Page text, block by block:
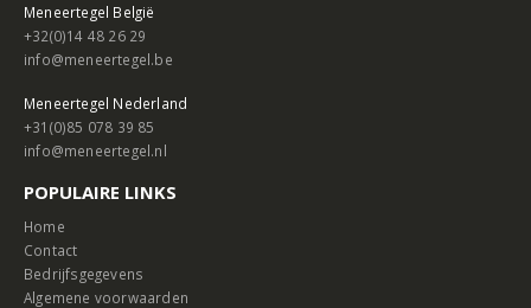
Meneertegel België
+32(0)14 48 26 29
info@meneertegel.be
Meneertegel Nederland
+31(0)85 078 39 85
info@meneertegel.nl
POPULAIRE LINKS
Home
Contact
Bedrijfsgegevens
Algemene voorwaarden